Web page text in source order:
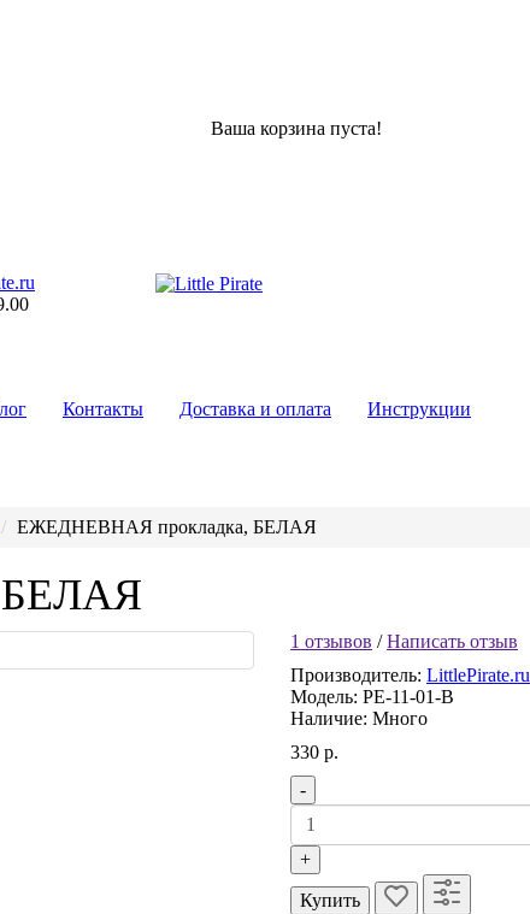
Ваша корзина пуста!
Контакты Доставка и оплата Инструкции
ЕЖЕДНЕВНАЯ прокладка, БЕЛАЯ
БЕЛАЯ
1 отзывов /Написать отзыв
Производитель: LittlePirate.ru
Модель: PE-11-01-B
Наличие: Много
330 р.
-
+
Купить